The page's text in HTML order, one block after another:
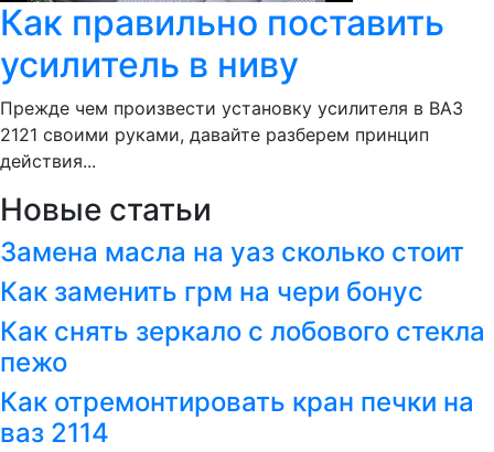
Как правильно поставить
усилитель в ниву
Прежде чем произвести установку усилителя в ВАЗ
2121 своими руками, давайте разберем принцип
действия...
Новые статьи
Замена масла на уаз сколько стоит
Как заменить грм на чери бонус
Как снять зеркало с лобового стекла
пежо
Как отремонтировать кран печки на
ваз 2114